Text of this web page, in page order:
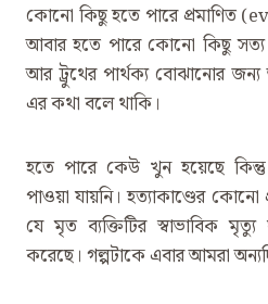
কোনো কিছু হতে পারে প্রমাণিত
আবার হতে পারে কোনো কিছু সত্য
আর ট্রুথের পার্থক্য বোঝানোর জন্য
এর কথা বলে থাকি।
হতে পারে কেউ খুন হয়েছে
পাওয়া যায়নি। হত্যাকাণ্ডের
যে মৃত ব্যক্তিটির স্বাভাবিক
করেছে। গল্পটাকে এবার আমরা